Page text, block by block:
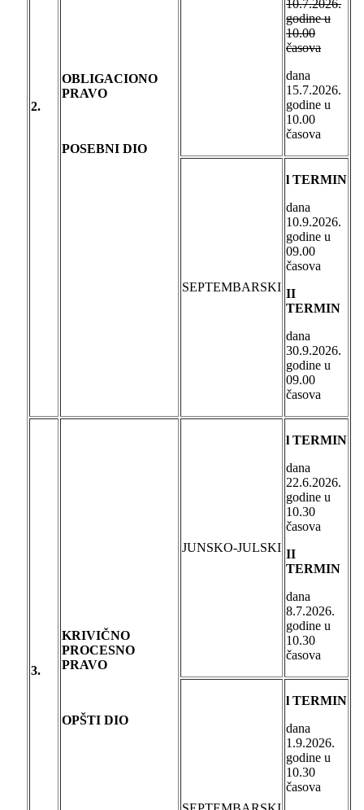
2.
OBLIGACIONO
PRAVO
POSEBNI DIO
10.7.2026.
godine u
10.00
časova
dana
15.7.2026.
godine u
10.00
časova
SEPTEMBARSKI
l TERMIN
dana
10.9.2026.
godine u
09.00
časova
II
TERMIN
dana
30.9.2026.
godine u
09.00
časova
3.
KRIVIČNO
PROCESNO
PRAVO
OPŠTI DIO
JUNSKO-JULSKI
l TERMIN
dana
22.6.2026.
godine u
10.30
časova
II
TERMIN
dana
8.7.2026.
godine u
10.30
časova
l TERMIN
dana
1.9.2026.
godine u
10.30
časova